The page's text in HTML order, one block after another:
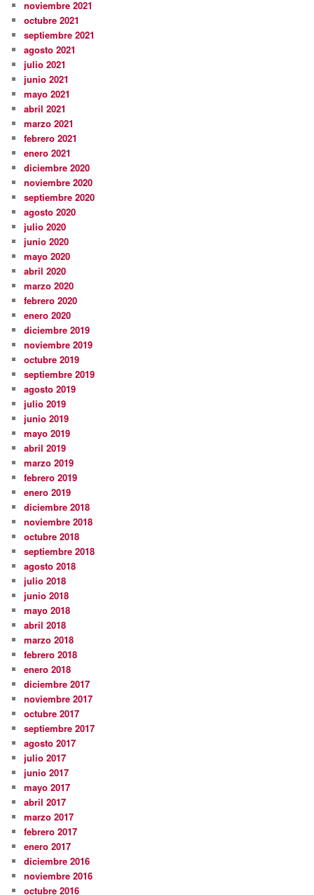
noviembre 2021
octubre 2021
septiembre 2021
agosto 2021
julio 2021
junio 2021
mayo 2021
abril 2021
marzo 2021
febrero 2021
enero 2021
diciembre 2020
noviembre 2020
septiembre 2020
agosto 2020
julio 2020
junio 2020
mayo 2020
abril 2020
marzo 2020
febrero 2020
enero 2020
diciembre 2019
noviembre 2019
octubre 2019
septiembre 2019
agosto 2019
julio 2019
junio 2019
mayo 2019
abril 2019
marzo 2019
febrero 2019
enero 2019
diciembre 2018
noviembre 2018
octubre 2018
septiembre 2018
agosto 2018
julio 2018
junio 2018
mayo 2018
abril 2018
marzo 2018
febrero 2018
enero 2018
diciembre 2017
noviembre 2017
octubre 2017
septiembre 2017
agosto 2017
julio 2017
junio 2017
mayo 2017
abril 2017
marzo 2017
febrero 2017
enero 2017
diciembre 2016
noviembre 2016
octubre 2016